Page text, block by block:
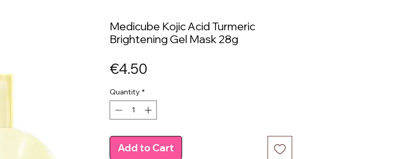
Medicube Kojic Acid Turmeric
Brightening Gel Mask 28g
€4.50
Quantity *
Add to Cart